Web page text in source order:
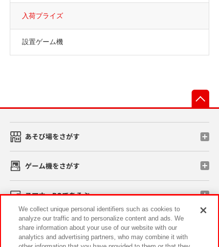
入荷プライズ
設置ゲーム機
あそび場をさがす
ゲーム機をさがす
スマホ・PCであそぶ
イベント・キャンペーン
We collect unique personal identifiers such as cookies to
analyze our traffic and to personalize content and ads. We
share information about your use of our website with our
analytics and advertising partners, who may combine it with